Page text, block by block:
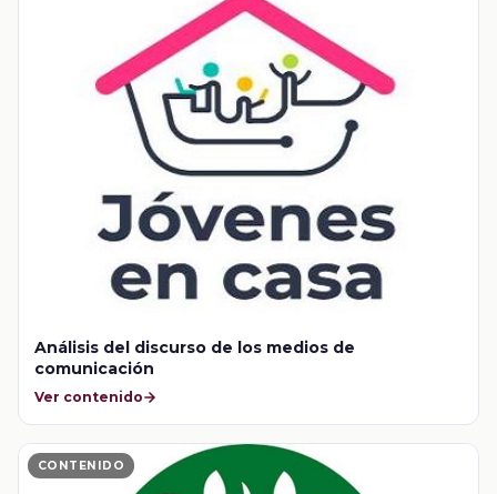
Análisis del discurso de los medios de
comunicación
Ver contenido
CONTENIDO